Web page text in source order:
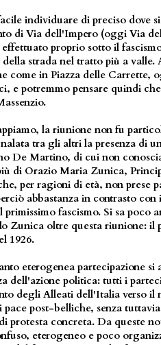
individuare di preciso dove
di Via dell'Impero (oggi Via
proprio sotto il
della strada nel tratto più a
come in Piazza delle Carrette,
e potremmo pensare quindi
la riunione non fu
tra gli altri la presenza di
De Martino, di cui non
di Orazio Maria Zunica,
per ragioni di età, non prese
abbastanza in contrasto con
primissimo fascismo. Si sa poco
Zunica oltre questa riunione: il
1926.
eterogenea partecipazione
dell'azione politica: tutti i
degli Alleati dell'Italia verso il
pace post-belliche, senza
protesta concreta. Da queste
eterogeneo e poco